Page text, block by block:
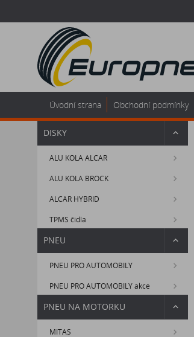
Úvodní strana Obchodní podmínky
DISKY
ALU KOLA ALCAR
ALU KOLA BROCK
ALCAR HYBRID
TPMS čidla
PNEU
PNEU PRO AUTOMOBILY
PNEU PRO AUTOMOBILY akce
PNEU NA MOTORKU
MITAS